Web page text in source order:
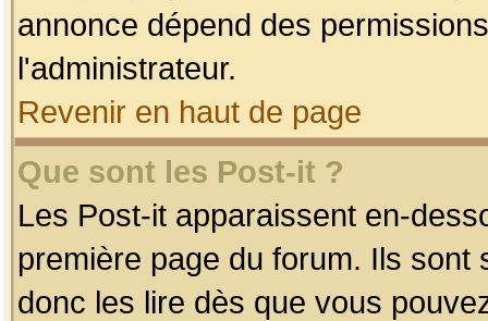
annonce dépend des
l'administrateur.
Revenir en haut de page
Que sont les Post-it ?
Les Post-it apparaissent en-
première page du forum. Ils
donc les lire dès que vous